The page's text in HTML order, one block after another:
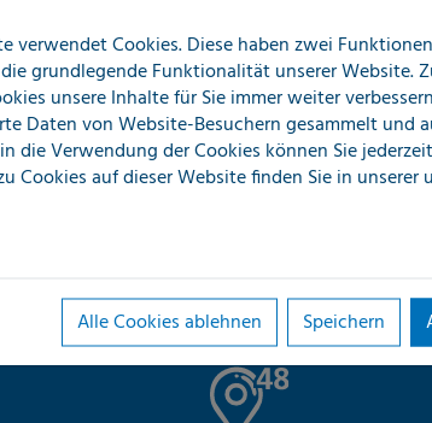
längeren Zeitraum große Wassermengen
austreten lassen und so den Schadensfall
kontinuierlich vergrößern.
Leckortung im Außenbereich
verwendet Cookies. Diese haben zwei
grundlegende Funktionalität unserer Website.
unsere Inhalte für Sie immer weiter
Daten von Website-Besuchern gesammelt und
die Verwendung der Cookies können Sie
Cookies auf dieser Website finden Sie in unserer
Alle Cookies ablehnen Speichern